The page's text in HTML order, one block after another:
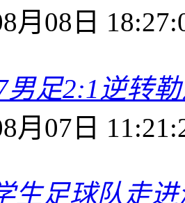
月08日
男足2:1逆转
月07日
生足球队走